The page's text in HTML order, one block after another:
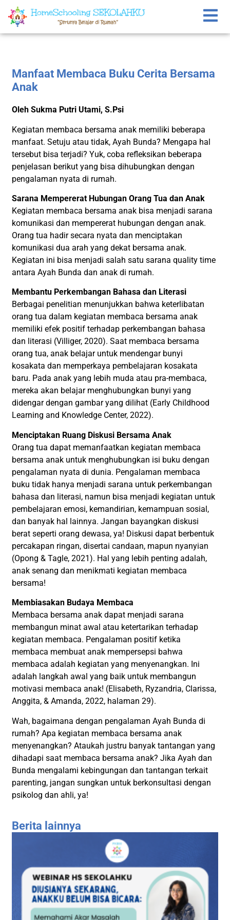
Manfaat Membaca Buku Cerita Bersama
Anak
Oleh Sukma Putri Utami, S.Psi
Kegiatan membaca bersama anak memiliki beberapa
manfaat. Setuju atau tidak, Ayah Bunda? Mengapa hal
tersebut bisa terjadi? Yuk, coba refleksikan beberapa
penjelasan berikut yang bisa dihubungkan dengan
pengalaman nyata di rumah.
Sarana Mempererat Hubungan Orang Tua dan Anak
Kegiatan membaca bersama anak bisa menjadi sarana
komunikasi dan mempererat hubungan dengan anak.
Orang tua hadir secara nyata dan menciptakan
komunikasi dua arah yang dekat bersama anak.
Kegiatan ini bisa menjadi salah satu sarana quality time
antara Ayah Bunda dan anak di rumah.
Membantu Perkembangan Bahasa dan Literasi
Berbagai penelitian menunjukkan bahwa keterlibatan
orang tua dalam kegiatan membaca bersama anak
memiliki efek positif terhadap perkembangan bahasa
dan literasi (Villiger, 2020). Saat membaca bersama
orang tua, anak belajar untuk mendengar bunyi
kosakata dan memperkaya pembelajaran kosakata
baru. Pada anak yang lebih muda atau pra-membaca,
mereka akan belajar menghubungkan bunyi yang
didengar dengan gambar yang dilihat (Early Childhood
Learning and Knowledge Center, 2022).
Menciptakan Ruang Diskusi Bersama Anak
Orang tua dapat memanfaatkan kegiatan membaca
bersama anak untuk menghubungkan isi buku dengan
pengalaman nyata di dunia. Pengalaman membaca
buku tidak hanya menjadi sarana untuk perkembangan
bahasa dan literasi, namun bisa menjadi kegiatan untuk
pembelajaran emosi, kemandirian, kemampuan sosial,
dan banyak hal lainnya. Jangan bayangkan diskusi
berat seperti orang dewasa, ya! Diskusi dapat berbentuk
percakapan ringan, disertai candaan, mapun nyanyian
(Opong & Tagle, 2021). Hal yang lebih penting adalah,
anak senang dan menikmati kegiatan membaca
bersama!
Membiasakan Budaya Membaca
Membaca bersama anak dapat menjadi sarana
membangun minat awal atau ketertarikan terhadap
kegiatan membaca. Pengalaman positif ketika
membaca membuat anak mempersepsi bahwa
membaca adalah kegiatan yang menyenangkan. Ini
adalah langkah awal yang baik untuk membangun
motivasi membaca anak! (Elisabeth, Ryzandria, Clarissa,
Anggita, & Amanda, 2022, halaman 29).
Wah, bagaimana dengan pengalaman Ayah Bunda di
rumah? Apa kegiatan membaca bersama anak
menyenangkan? Ataukah justru banyak tantangan yang
dihadapi saat membaca bersama anak? Jika Ayah dan
Bunda mengalami kebingungan dan tantangan terkait
parenting, jangan sungkan untuk berkonsultasi dengan
psikolog dan ahli, ya!
Berita lainnya